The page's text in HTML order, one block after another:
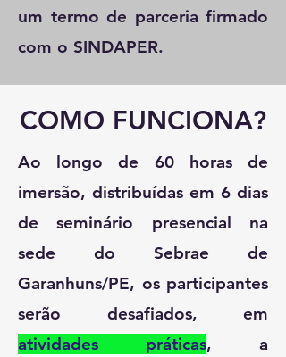
um termo de parceria firmado
com o SINDAPER.
COMO FUNCIONA?
Ao longo de 60 horas de
imersão, distribuídas em 6 dias
de seminário presencial na
sede do Sebrae de
Garanhuns/PE, os participantes
serão desafiados, em
atividades práticas, a